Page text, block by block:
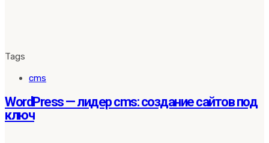
Tags
cms
WordPress — лидер cms: создание сайтов под
ключ